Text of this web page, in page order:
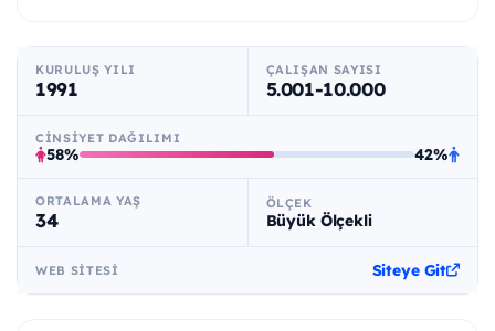
KURULUŞ YILI
1991
ÇALIŞAN SAYISI
5.001-10.000
CINSIYET DAĞILIMI
58% 42%
ORTALAMA YAŞ
34
ÖLÇEK
Büyük Ölçekli
WEB SITESI Siteye Git